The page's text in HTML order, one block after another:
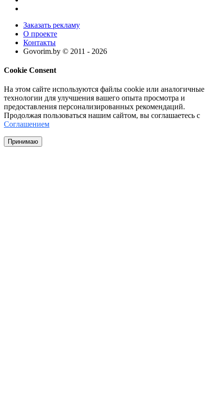
Заказать рекламу
О проекте
Контакты
Govorim.by © 2011 - 2026
Cookie Consent
На этом сайте используются файлы cookie или аналогичные
технологии для улучшения вашего опыта просмотра и
предоставления персонализированных рекомендаций.
Продолжая пользоваться нашим сайтом, вы соглашаетесь с
Соглашением
Принимаю